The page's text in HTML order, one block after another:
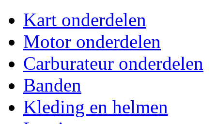
Kart onderdelen
Motor onderdelen
Carburateur onderdelen
Banden
Kleding en helmen